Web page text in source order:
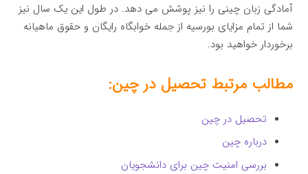
آمادگی زبان چینی را نیز پوشش می دهد. در طول این یک سال نیز
شما از تمام مزایای بورسیه از جمله خوابگاه رایگان و حقوق ماهیانه
برخوردار خواهید بود.
مطالب مرتبط تحصیل در چین:
تحصیل در چین
درباره چین
بررسی امنیت چین برای دانشجویان